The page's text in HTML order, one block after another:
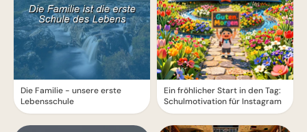
Die Familie - unsere erste
Lebensschule
Ein fröhlicher Start in den Tag:
Schulmotivation für Instagram